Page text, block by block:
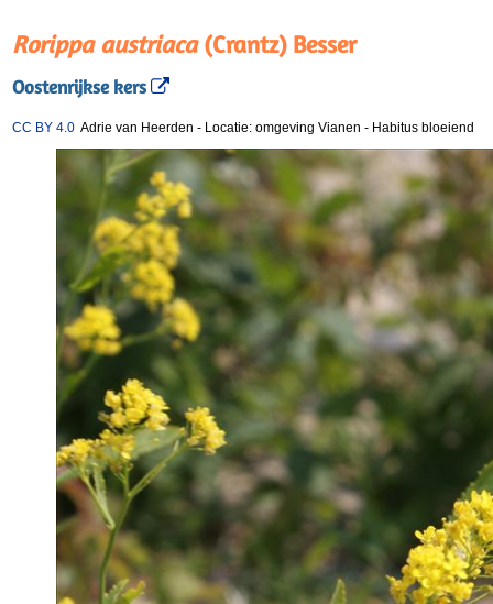
Rorippa austriaca(Crantz) Besser
Oostenrijkse kers
CC BY 4.0 Adrie van Heerden - Locatie: omgeving Vianen - Habitus bloeiend